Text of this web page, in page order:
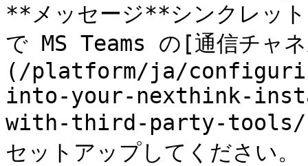
**メッセージ**シンクレッ
で MS Teams の[通信チャ
(/platform/ja/
into-your-nexthink-
with-third-party-tools/
セットアップしてください。